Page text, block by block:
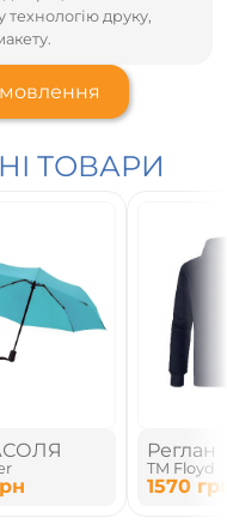
друку,
ТОВАРИ
Реглан
TM Floyd
1570